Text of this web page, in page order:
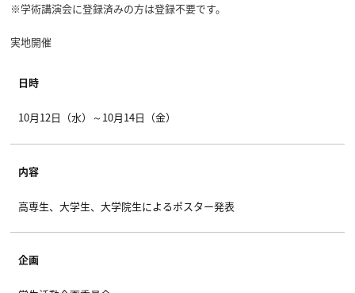
※学術講演会に登録済みの方は登録不要です。
実地開催
日時
10月12日（水）～10月14日（金）
内容
高専生、大学生、大学院生によるポスター発表
企画